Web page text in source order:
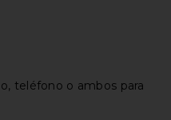
teléfono o ambos para